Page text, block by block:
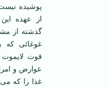
پوشیده
از عهده این
گذشته از
غوغائی که
قوت لایموت
عوارض و
غذا را که